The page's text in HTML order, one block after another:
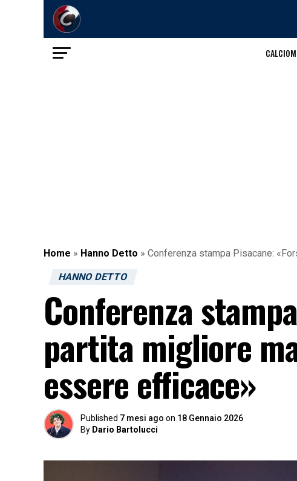
Home » Hanno Detto » Conferenza stampa Pisacane:
HANNO DETTO
Conferenza
partita migliore
essere efficace»
Published 7 mesi ago on 18 Gennaio 2026
By Dario Bartolucci